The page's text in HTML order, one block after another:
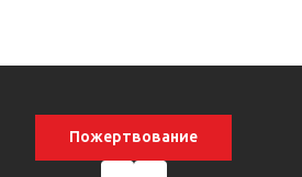
Пожертвование